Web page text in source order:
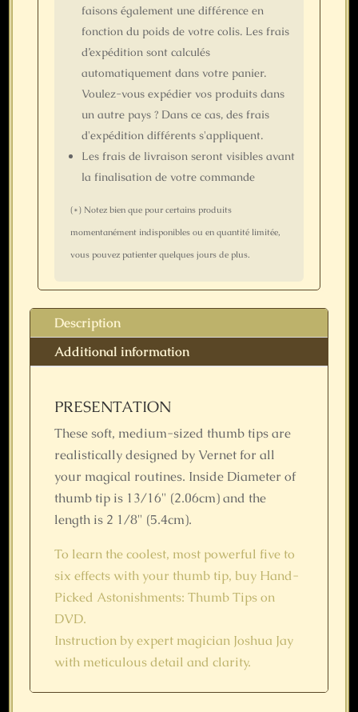
faisons également une différence en
fonction du poids de votre colis. Les frais
d’expédition sont calculés
automatiquement dans votre panier.
Voulez-vous expédier vos produits dans
un autre pays ? Dans ce cas, des frais
d'expédition différents s'appliquent.
Les frais de livraison seront visibles avant
la finalisation de votre commande
(*) Notez bien que pour certains produits
momentanément indisponibles ou en quantité limitée,
vous pouvez patienter quelques jours de plus.
Description
Additional information
PRESENTATION
These soft, medium-sized thumb tips are
realistically designed by Vernet for all
your magical routines. Inside Diameter of
thumb tip is 13/16" (2.06cm) and the
length is 2 1/8" (5.4cm).
To learn the coolest, most powerful five to
six effects with your thumb tip, buy Hand-
Picked Astonishments: Thumb Tips on
DVD.
Instruction by expert magician Joshua Jay
with meticulous detail and clarity.